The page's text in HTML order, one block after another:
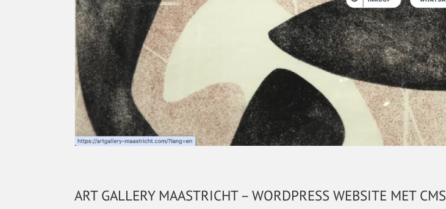
ART GALLERY MAASTRICHT – WORDPRESS WEBSITE MET CMS